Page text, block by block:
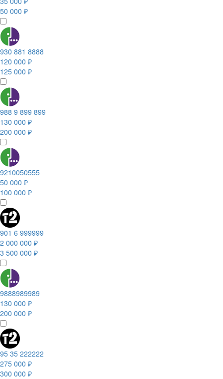
50 000 ₽
930 881 8888
120 000 ₽
125 000 ₽
988 9 899 899
130 000 ₽
200 000 ₽
9210050555
50 000 ₽
100 000 ₽
901 6 999999
2 000 000 ₽
3 500 000 ₽
9888989989
130 000 ₽
200 000 ₽
95 35 222222
275 000 ₽
300 000 ₽